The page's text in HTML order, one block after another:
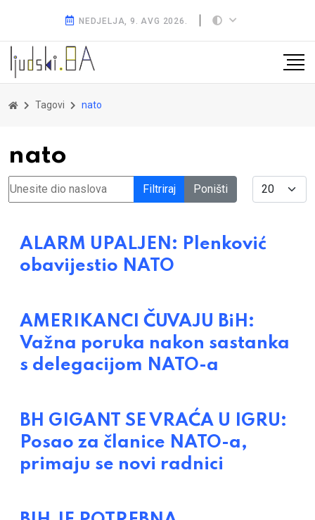
NEDJELJA, 9. AVG 2026.
Tagovi nato
nato
Unesite dio naslova Filtriraj Poništi Display #
ALARM UPALJEN: Plenković
obavijestio NATO
AMERIKANCI ČUVAJU BiH:
Važna poruka nakon sastanka
s delegacijom NATO-a
BH GIGANT SE VRAĆA U IGRU:
Posao za članice NATO-a,
primaju se novi radnici